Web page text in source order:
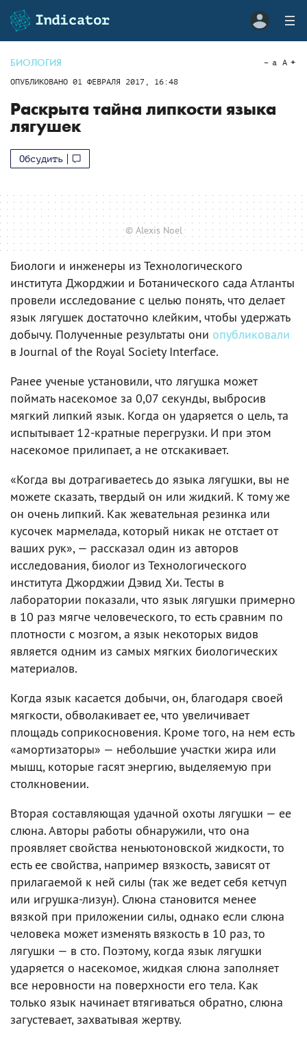
БИОЛОГИЯ
ОПУБЛИКОВАНО 01 ФЕВРАЛЯ 2017, 16:48
a A
Раскрыта тайна липкости языка
лягушек
Обсудить
© Alexis Noel
Биологи и инженеры из Технологического
института Джорджии и Ботанического сада Атланты
провели исследование с целью понять, что делает
язык лягушек достаточно клейким, чтобы удержать
добычу. Полученные результаты они опубликовали
в Journal of the Royal Society Interface.
Ранее ученые установили, что лягушка может
поймать насекомое за 0,07 секунды, выбросив
мягкий липкий язык. Когда он ударяется о цель, та
испытывает 12-кратные перегрузки. И при этом
насекомое прилипает, а не отскакивает.
«Когда вы дотрагиваетесь до языка лягушки, вы не
можете сказать, твердый он или жидкий. К тому же
он очень липкий. Как жевательная резинка или
кусочек мармелада, который никак не отстает от
ваших рук», — рассказал один из авторов
исследования, биолог из Технологического
института Джорджии Дэвид Хи. Тесты в
лаборатории показали, что язык лягушки примерно
в 10 раз мягче человеческого, то есть сравним по
плотности с мозгом, а язык некоторых видов
является одним из самых мягких биологических
материалов.
Когда язык касается добычи, он, благодаря своей
мягкости, обволакивает ее, что увеличивает
площадь соприкосновения. Кроме того, на нем есть
«амортизаторы» — небольшие участки жира или
мышц, которые гасят энергию, выделяемую при
столкновении.
Вторая составляющая удачной охоты лягушки — ее
слюна. Авторы работы обнаружили, что она
проявляет свойства неньютоновской жидкости, то
есть ее свойства, например вязкость, зависят от
прилагаемой к ней силы (так же ведет себя кетчуп
или игрушка-лизун). Слюна становится менее
вязкой при приложении силы, однако если слюна
человека может изменять вязкость в 10 раз, то
лягушки — в сто. Поэтому, когда язык лягушки
ударяется о насекомое, жидкая слюна заполняет
все неровности на поверхности его тела. Как
только язык начинает втягиваться обратно, слюна
загустевает, захватывая жертву.